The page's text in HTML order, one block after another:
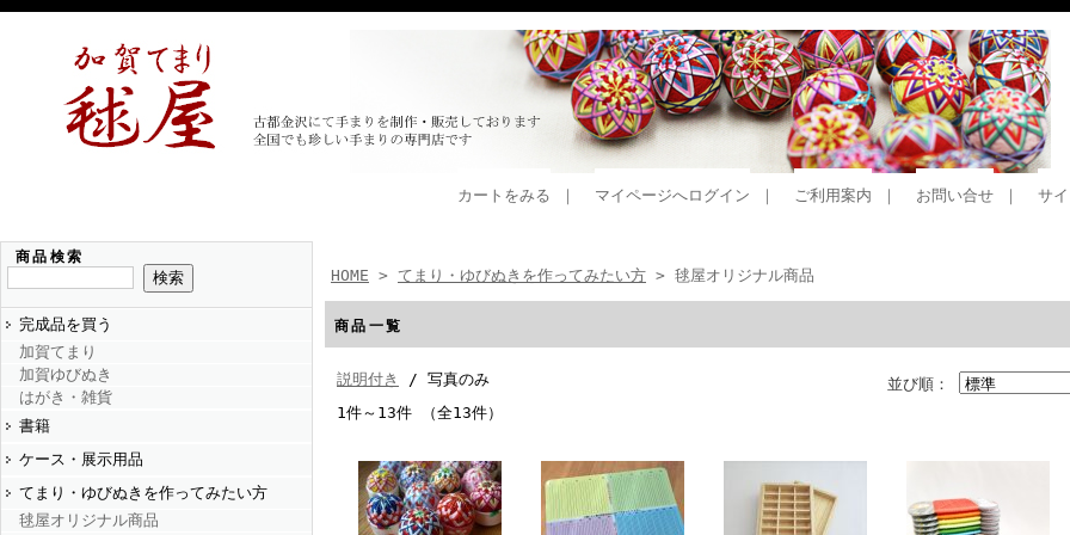
カートをみる ｜ マイページへログイン ｜ ご利用案内 ｜ お問い合せ ｜ サ
商品検索
完成品を買う
加賀てまり
加賀ゆびぬき
はがき・雑貨
書籍
ケース・展示用品
てまり・ゆびぬきを作ってみたい方
毬屋オリジナル商品
HOME > てまり・ゆびぬきを作ってみたい方 > 毬屋オリジナル商品
商品一覧
並び順：
説明付き
/ 写真のみ
1件～13件 （全13件）